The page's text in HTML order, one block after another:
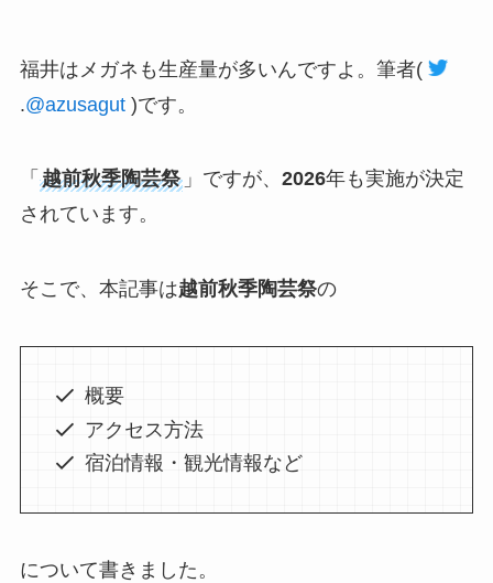
福井はメガネも生産量が多いんですよ。筆者(
.@azusagut)です。
「 越前秋季陶芸祭」ですが、 2026年も実施が決定
されています。
そこで、本記事は越前秋季陶芸祭の
概要
アクセス方法
宿泊情報・観光情報など
について書きました。